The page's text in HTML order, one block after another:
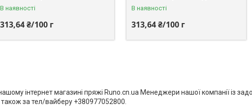
В наявності
313,64 ₴/100 г
В наявності
313,64 ₴/100 г
інтернет магазині пряжі Runo.cn.ua Менеджери нашої компанії із
за тел/вайберу +380977052800.